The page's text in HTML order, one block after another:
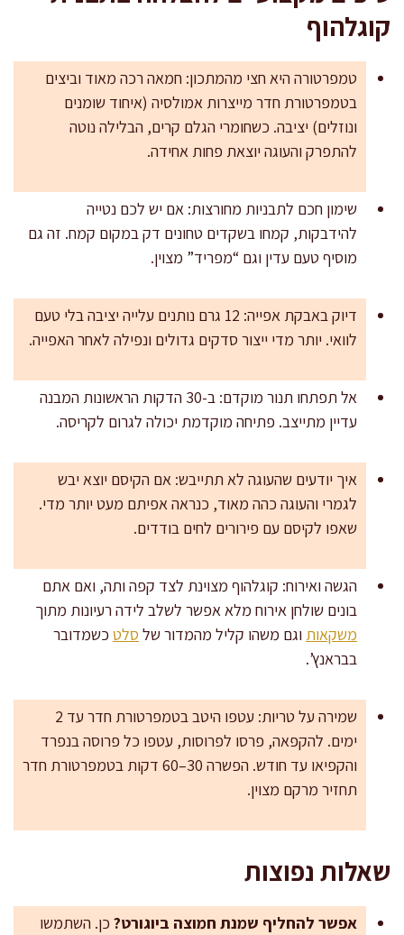
קוגלהוף
טמפרטורה היא חצי מהמתכון: חמאה רכה מאוד וביצים
בטמפרטורת חדר מייצרות אמולסיה (איחוד שומנים
ונוזלים) יציבה. כשחומרי הגלם קרים, הבלילה נוטה
להתפרק והעוגה יוצאת פחות אחידה.
שימון חכם לתבניות מחורצות: אם יש לכם נטייה
להידבקות, קמחו בשקדים טחונים דק במקום קמח. זה גם
מוסיף טעם עדין וגם “מפריד” מצוין.
דיוק באבקת אפייה: 12 גרם נותנים עלייה יציבה בלי טעם
לוואי. יותר מדי ייצור סדקים גדולים ונפילה לאחר האפייה.
אל תפתחו תנור מוקדם: ב-30 הדקות הראשונות המבנה
עדיין מתייצב. פתיחה מוקדמת יכולה לגרום לקריסה.
איך יודעים שהעוגה לא תתייבש: אם הקיסם יוצא יבש
לגמרי והעוגה כהה מאוד, כנראה אפיתם מעט יותר מדי.
שאפו לקיסם עם פירורים לחים בודדים.
הגשה ואירוח: קוגלהוף מצוינת לצד קפה ותה, ואם אתם
בונים שולחן אירוח מלא אפשר לשלב לידה רעיונות מתוך
משקאות וגם משהו קליל מהמדור של סלט כשמדובר
בבראנץ’.
שמירה על טריות: עטפו היטב בטמפרטורת חדר עד 2
ימים. להקפאה, פרסו לפרוסות, עטפו כל פרוסה בנפרד
והקפיאו עד חודש. הפשרה 30–60 דקות בטמפרטורת חדר
תחזיר מרקם מצוין.
שאלות נפוצות
אפשר להחליף שמנת חמוצה ביוגורט? כן. השתמשו